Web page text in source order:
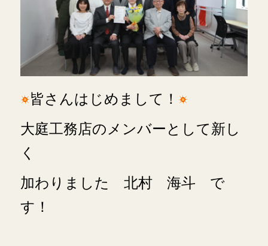
皆さんはじめまして！
大庭工務店のメンバーとして新し
く
加わりました北村 海斗 で
す！